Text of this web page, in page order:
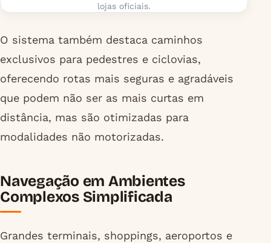
lojas oficiais.
O sistema também destaca caminhos
exclusivos para pedestres e ciclovias,
oferecendo rotas mais seguras e agradáveis
que podem não ser as mais curtas em
distância, mas são otimizadas para
modalidades não motorizadas.
Navegação em Ambientes
Complexos Simplificada
Grandes terminais, shoppings, aeroportos e